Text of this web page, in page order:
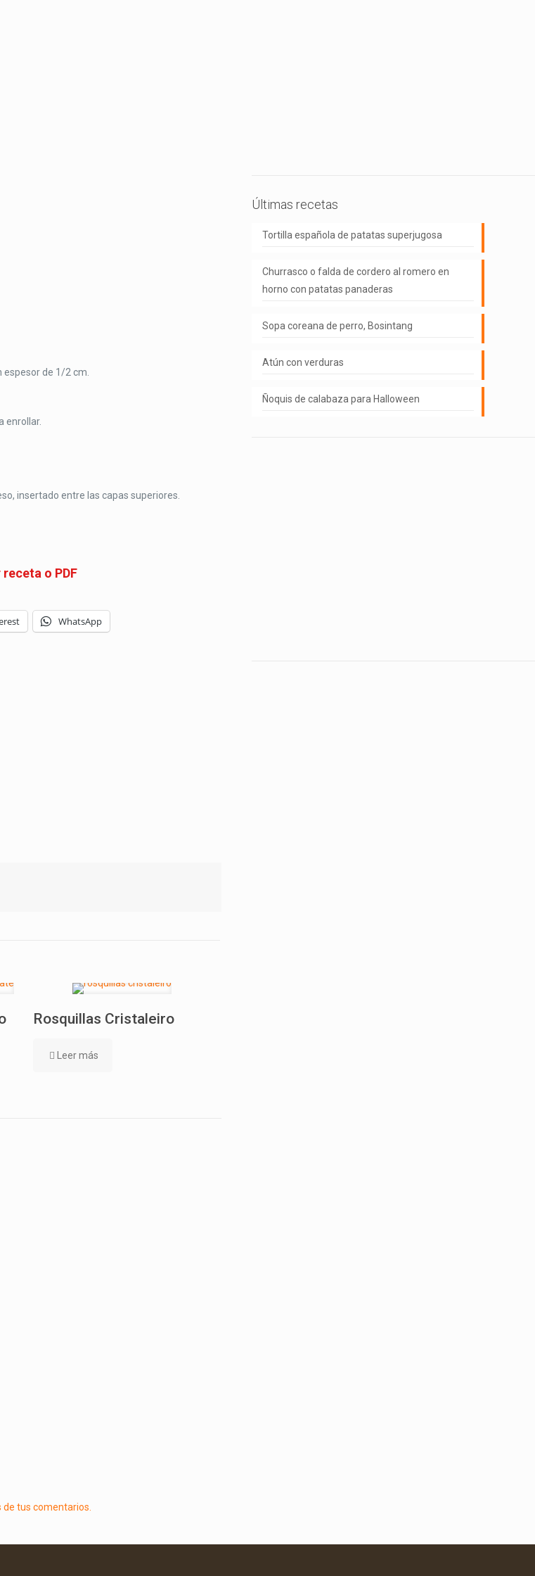
de 1/2 cm.
enrollar.
insertado entre las capas superiores.
o PDF
WhatsApp
Rosquillas Cristaleiro
Leer más
tus comentarios.
Últimas recetas
Tortilla española de patatas superjugosa
Churrasco o falda de cordero al romero en
horno con patatas panaderas
Sopa coreana de perro, Bosintang
Atún con verduras
Ñoquis de calabaza para Halloween